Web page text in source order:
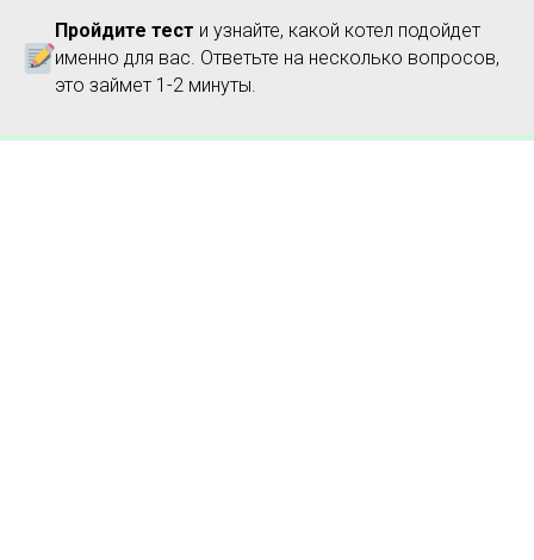
Пройдите тест и узнайте, какой котел подойдет
именно для вас. Ответьте на несколько вопросов,
это займет 1-2 минуты.